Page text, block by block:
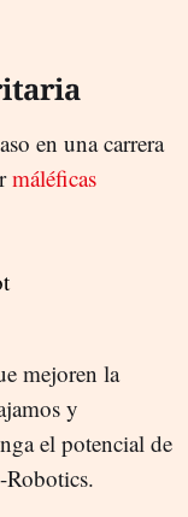
en una carrera
máléficas
mejoren la
y
el potencial de
Robotics.